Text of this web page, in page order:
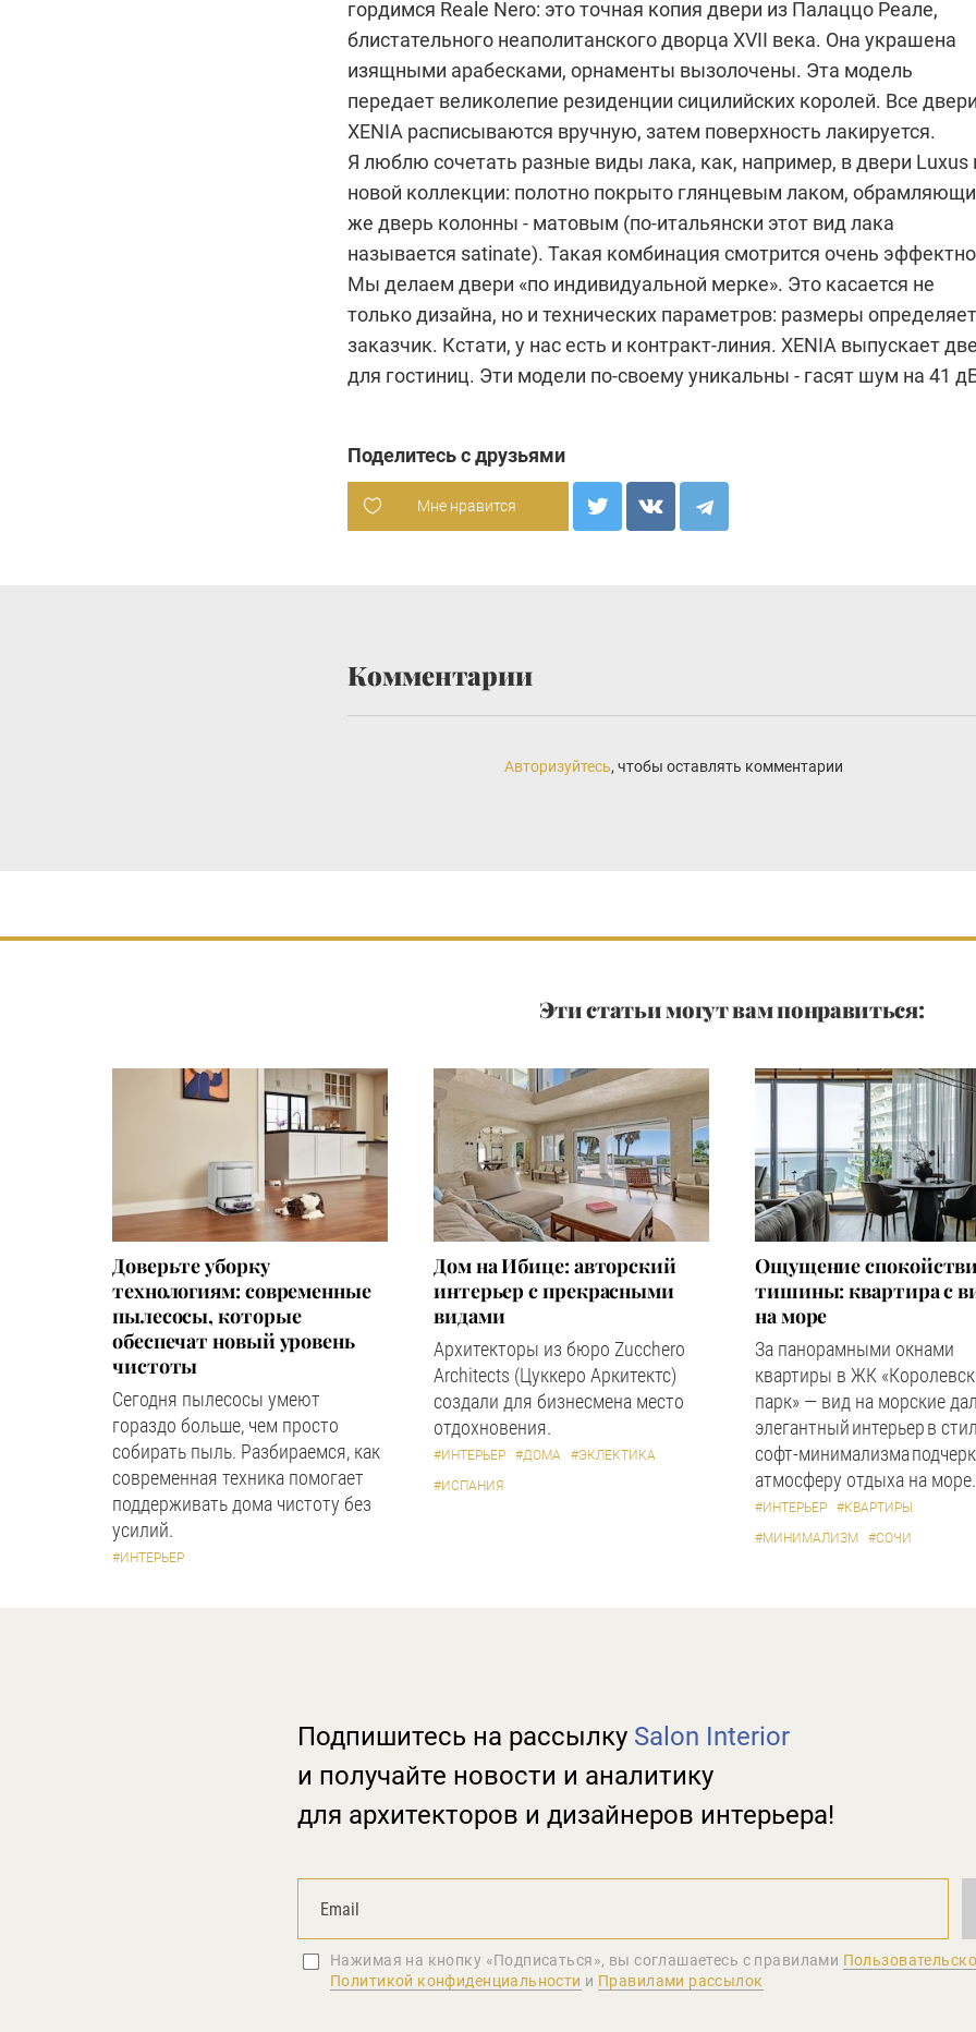
гордимся Reale Nero: это точная копия двери из Палаццо Реале,
блистательного неаполитанского дворца XVII века. Она украшена
изящными арабесками, орнаменты вызолочены. Эта модель
передает великолепие резиденции сицилийских королей. Все двери
XENIA расписываются вручную, затем поверхность лакируется.
Я люблю сочетать разные виды лака, как, например, в двери Luxus
новой коллекции: полотно покрыто глянцевым лаком,
же дверь колонны - матовым (по-итальянски этот вид лака
называется satinate). Такая комбинация смотрится очень
Мы делаем двери «по индивидуальной мерке». Это касается не
только дизайна, но и технических параметров: размеры определяет
заказчик. Кстати, у нас есть и контракт-линия. XENIA выпускает
для гостиниц. Эти модели по-своему уникальны - гасят шум на 41
Поделитесь с друзьями
Мне нравится
Комментарии
Авторизуйтесь, чтобы оставлять комментарии
Эти статьи могут вам понравиться:
Доверьте уборку
технологиям: современные
пылесосы, которые
обеспечат новый уровень
чистоты
Сегодня пылесосы умеют
гораздо больше, чем просто
собирать пыль. Разбираемся, как
современная техника помогает
поддерживать дома чистоту без
усилий.
#ИНТЕРЬЕР
Дом на Ибице: авторский
интерьер с прекрасными
видами
Архитекторы из бюро Zucchero
Architects (Цуккеро Аркитектс)
создали для бизнесмена место
отдохновения.
#ИНТЕРЬЕР #ДОМА
#ЭКЛЕКТИКА
#ИСПАНИЯ
Ощущение
тишины: квартира с
на море
За панорамными окнами
квартиры в ЖК
парк» — вид на морские
элегантный интерьер в
софт-минимализма
атмосферу отдыха на море.
#ИНТЕРЬЕР
#КВАРТИРЫ
#МИНИМАЛИЗМ
#СОЧИ
Подпишитесь на рассылку Salon Interior
и получайте новости и аналитику
для архитекторов и дизайнеров интерьера!
Нажимая на кнопку «Подписаться», вы соглашаетеcь с правилами
Политикой конфиденциальности и Правилами рассылок